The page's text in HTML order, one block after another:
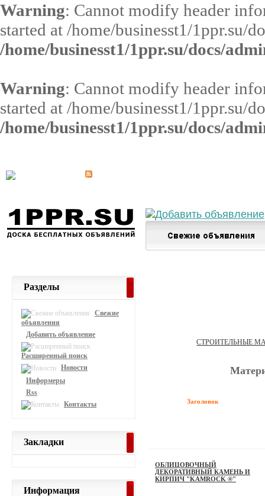
Warning: Cannot modify header
started at /home/businesst1/1ppr.su/
/home/businesst1/1ppr.su/docs/
Warning: Cannot modify header
started at /home/businesst1/1ppr.su/
/home/businesst1/1ppr.su/docs/
СТРОИТЕЛЬНЫЕ
Заголовок
ОБЛИЦОВОЧНЫЙ
ДЕКОРАТИВНЫЙ КАМЕНЬ И
КИРПИЧ "KAMROCK ®"
Разделы
Свежие
объявления
Добавить объявление
Расширенный поиск
Новости
Информеры
Rss
Контакты
Закладки
Информация